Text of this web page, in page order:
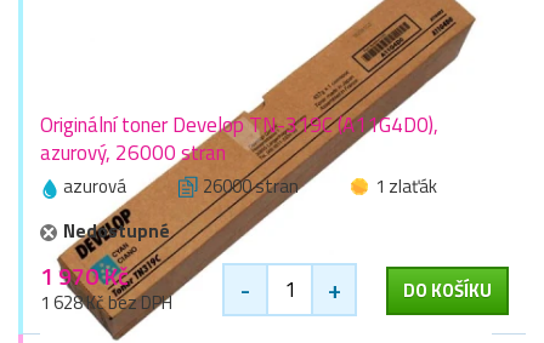
Originální toner Develop TN-319C (A11G4D0),
azurový, 26000 stran
azurová 26000 stran
1 zlaťák
Nedostupné
1 970 Kč
1 628 Kč bez DPH - + DO KOŠÍKU